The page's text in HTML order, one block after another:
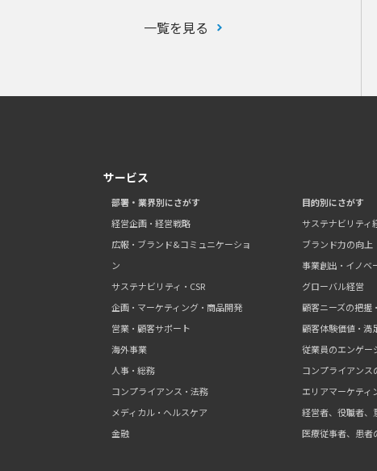
一覧を見る
サービス
部署・業界別にさがす
経営企画・経営戦略
広報・ブランド&コミュニケーショ
ン
サステナビリティ・CSR
企画・マーケティング・商品開発
営業・顧客サポート
海外事業
人事・総務
コンプライアンス・法務
メディカル・ヘルスケア
金融
目的別にさがす
サステナビリティ
ブランド力の向上
事業創出・イノベ
グローバル経営
顧客ニーズの把握
顧客体験価値・満
従業員のエンゲー
コンプライアンス
エリアマーケティ
経営者、役職者、
医療従事者、患者